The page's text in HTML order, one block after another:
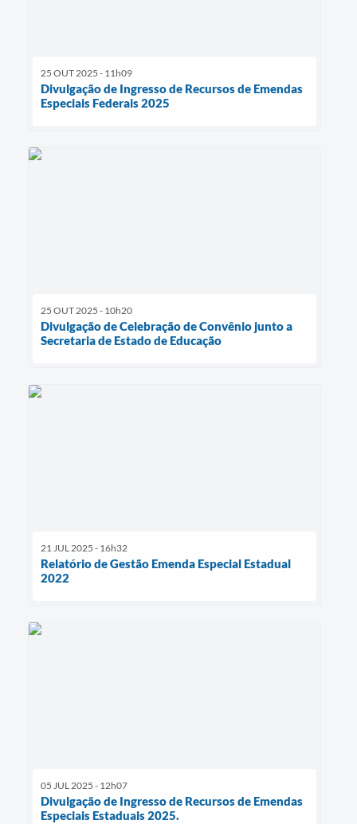
25 OUT 2025 - 11h09
Divulgação de Ingresso de Recursos de Emendas
Especiais Federais 2025
25 OUT 2025 - 10h20
Divulgação de Celebração de Convênio junto a
Secretaria de Estado de Educação
21 JUL 2025 - 16h32
Relatório de Gestão Emenda Especial Estadual
2022
05 JUL 2025 - 12h07
Divulgação de Ingresso de Recursos de Emendas
Especiais Estaduais 2025.